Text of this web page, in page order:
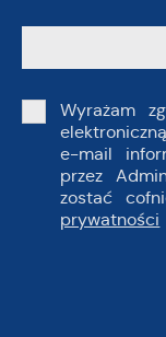
Wyrażam
e-mail
przez
zostać
prywatności